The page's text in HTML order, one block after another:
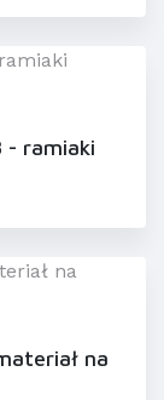
- ramiaki
na